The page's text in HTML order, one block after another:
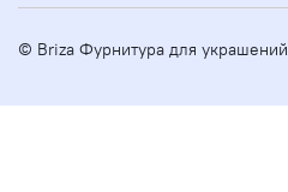
© Briza Фурнитура для украшений